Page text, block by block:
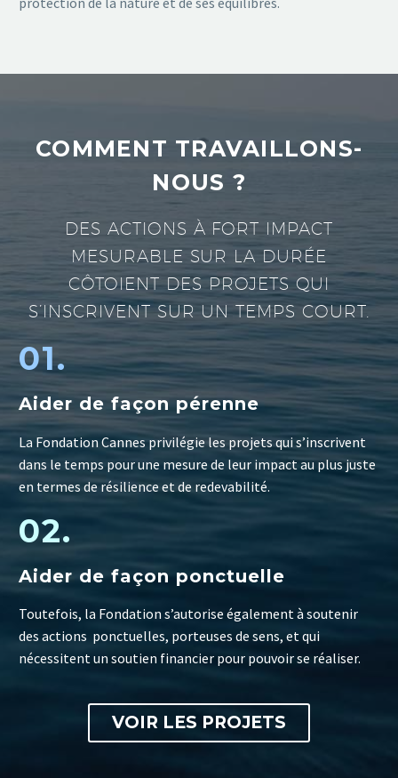
COMMENT TRAVAILLONS-
NOUS ?
DES ACTIONS À FORT IMPACT
MESURABLE SUR LA DURÉE
CÔTOIENT DES PROJETS QUI
S’INSCRIVENT SUR UN TEMPS COURT.
01.
Aider de façon pérenne
La Fondation Cannes privilégie les projets qui s’inscrivent
dans le temps pour une mesure de leur impact au plus juste
en termes de résilience et de redevabilité.
02.
Aider de façon ponctuelle
Toutefois, la Fondation s’autorise également à soutenir
des actions ponctuelles, porteuses de sens, et qui
nécessitent un soutien financier pour pouvoir se réaliser.
VOIR LES PROJETS